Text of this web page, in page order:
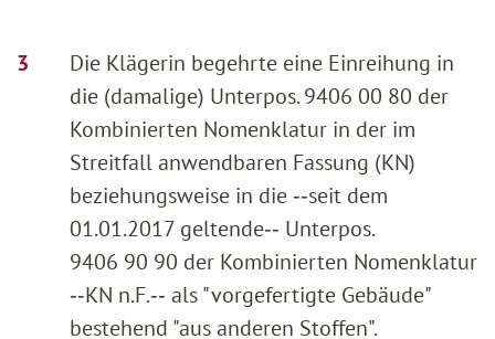
Die Klägerin begehrte eine Einreihung in
die (damalige) Unterpos. 9406 00 80 der
Kombinierten Nomenklatur in der im
Streitfall anwendbaren Fassung (KN)
beziehungsweise in die ‑‑seit dem
01.01.2017 geltende‑‑ Unterpos.
9406 90 90 der Kombinierten Nomenklatur
‑‑KN n.F.‑‑ als "vorgefertigte Gebäude"
bestehend "aus anderen Stoffen".